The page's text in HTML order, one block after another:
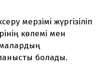
мерзімі жүргізіліп
көлемі мен
болады.